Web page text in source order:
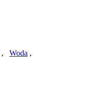
, Woda ,